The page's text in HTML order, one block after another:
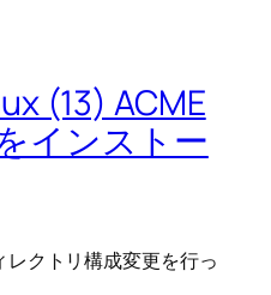
(13) ACME
インストー
クトリ構成変更を行っ